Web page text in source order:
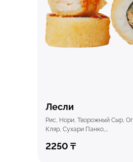
Быстрый
Лесли
Рис, Нори, Творожный Сыр,
Кляр, Сухари Панко,…
2250 ₸